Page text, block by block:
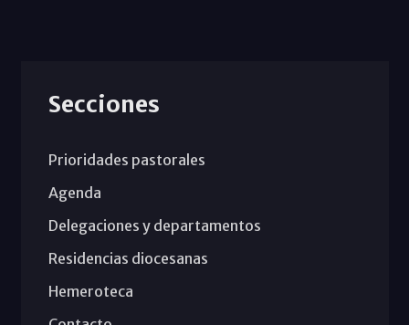
Secciones
Prioridades pastorales
Agenda
Delegaciones y departamentos
Residencias diocesanas
Hemeroteca